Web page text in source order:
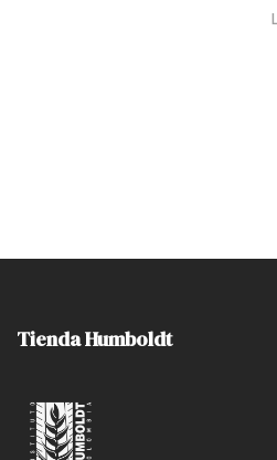
Tienda Humboldt